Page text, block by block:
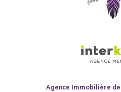
Agence Immobilière